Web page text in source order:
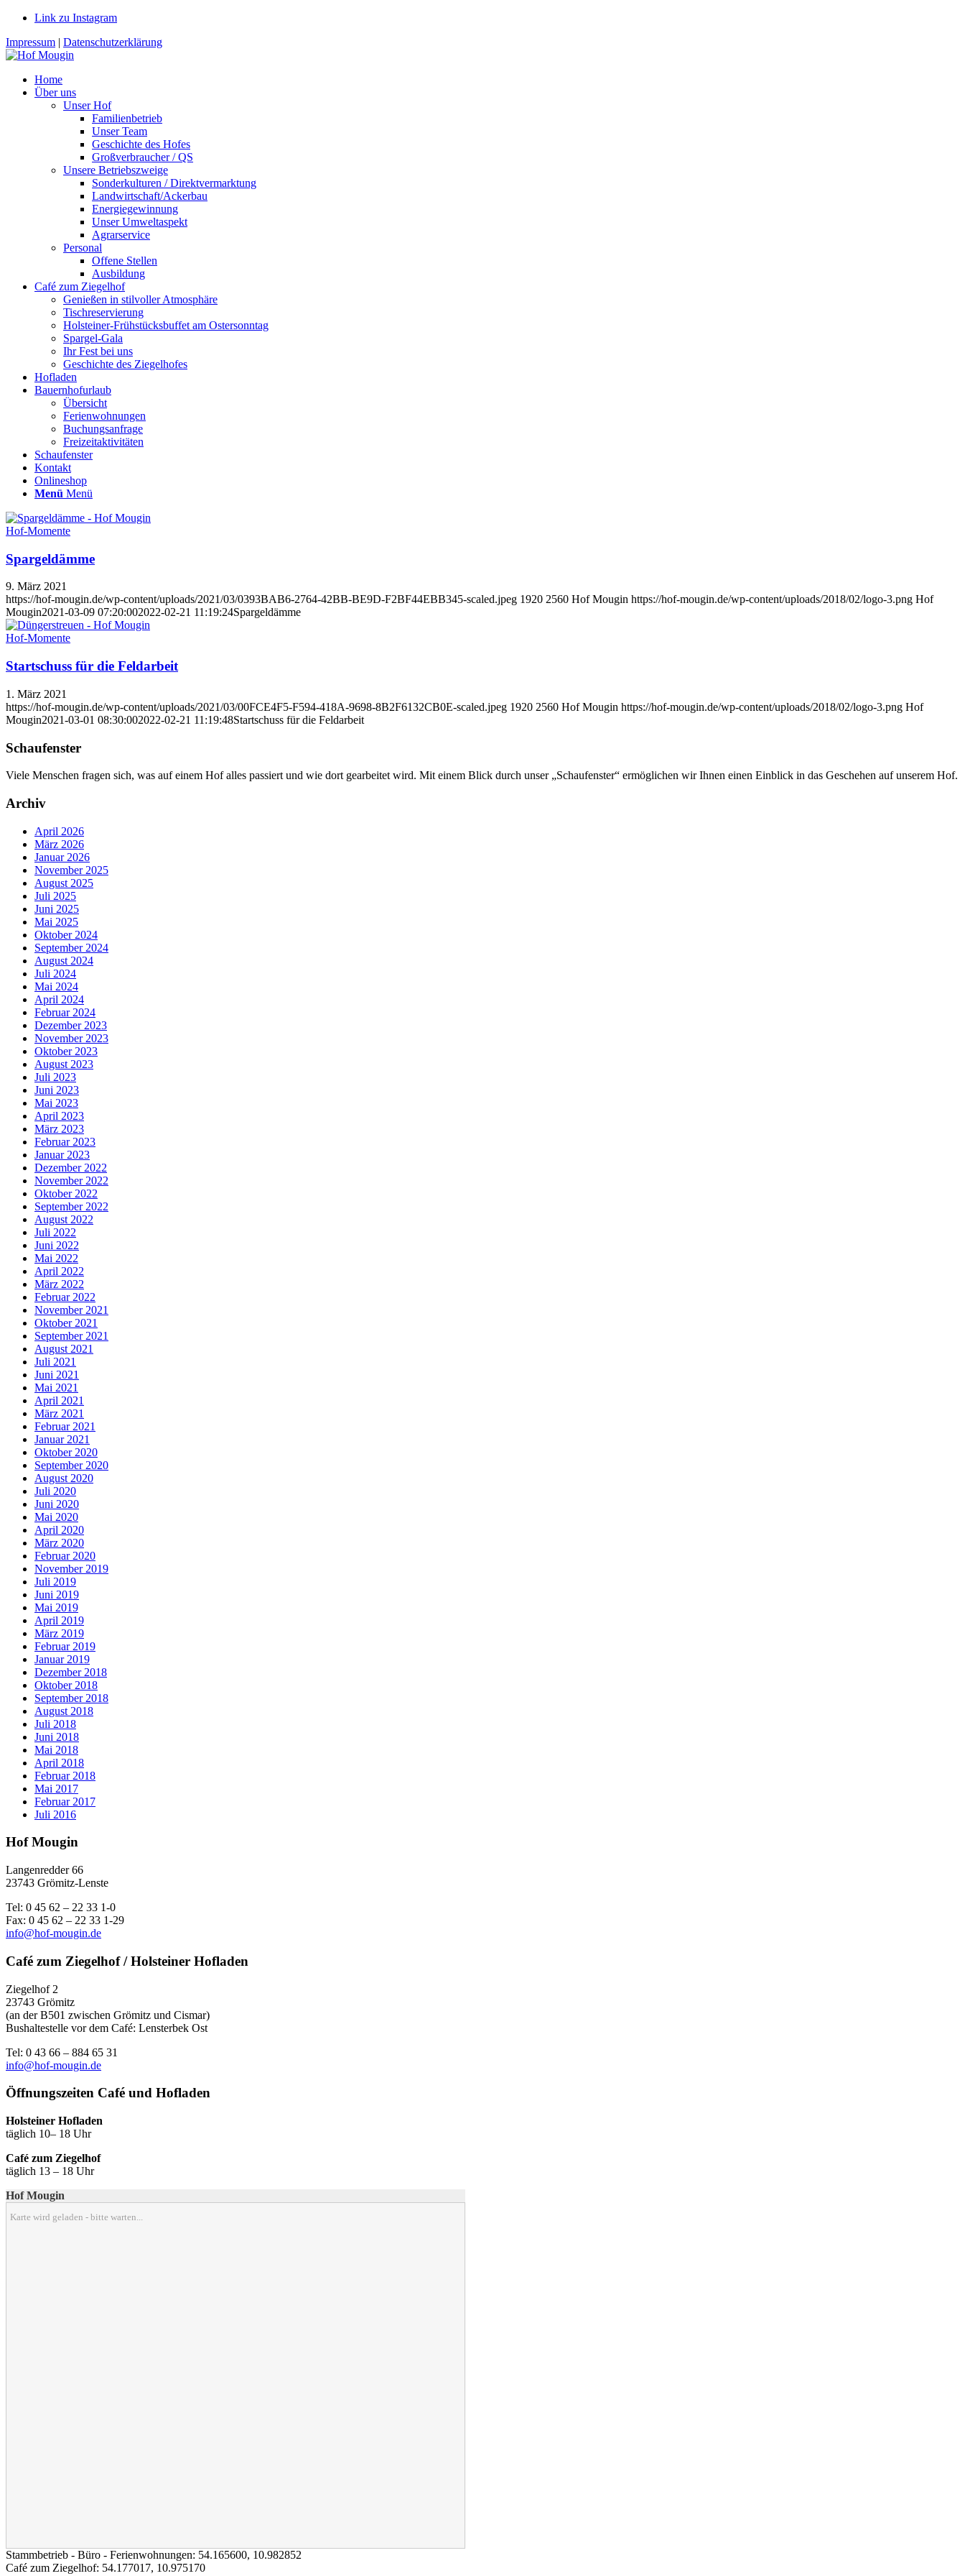
Link zu Instagram
Impressum | Datenschutzerklärung
Home
Über uns
Unser Hof
Familienbetrieb
Unser Team
Geschichte des Hofes
Großverbraucher / QS
Unsere Betriebszweige
Sonderkulturen / Direktvermarktung
Landwirtschaft/Ackerbau
Energiegewinnung
Unser Umweltaspekt
Agrarservice
Personal
Offene Stellen
Ausbildung
Café zum Ziegelhof
Genießen in stilvoller Atmosphäre
Tischreservierung
Holsteiner-Frühstücksbuffet am Ostersonntag
Spargel-Gala
Ihr Fest bei uns
Geschichte des Ziegelhofes
Hofladen
Bauernhofurlaub
Übersicht
Ferienwohnungen
Buchungsanfrage
Freizeitaktivitäten
Schaufenster
Kontakt
Onlineshop
Menü Menü
Hof-Momente
Spargeldämme
9. März 2021
https://hof-mougin.de/wp-content/uploads/2021/03/0393BAB6-2764-42BB-BE9D-F2BF44EBB345-scaled.jpeg 1920 2560 Hof Mougin https://hof-mougin.de/wp-content/uploads/2018/02/logo-3.png Hof
Mougin2021-03-09 07:20:002022-02-21 11:19:24Spargeldämme
Hof-Momente
Startschuss für die Feldarbeit
1. März 2021
https://hof-mougin.de/wp-content/uploads/2021/03/00FCE4F5-F594-418A-9698-8B2F6132CB0E-scaled.jpeg 1920 2560 Hof Mougin https://hof-mougin.de/wp-content/uploads/2018/02/logo-3.png Hof
Mougin2021-03-01 08:30:002022-02-21 11:19:48Startschuss für die Feldarbeit
Schaufenster
Viele Menschen fragen sich, was auf einem Hof alles passiert und wie dort gearbeitet wird. Mit einem Blick durch unser „Schaufenster“ ermöglichen wir Ihnen einen Einblick in das Geschehen auf unserem Hof.
Archiv
April 2026
März 2026
Januar 2026
November 2025
August 2025
Juli 2025
Juni 2025
Mai 2025
Oktober 2024
September 2024
August 2024
Juli 2024
Mai 2024
April 2024
Februar 2024
Dezember 2023
November 2023
Oktober 2023
August 2023
Juli 2023
Juni 2023
Mai 2023
April 2023
März 2023
Februar 2023
Januar 2023
Dezember 2022
November 2022
Oktober 2022
September 2022
August 2022
Juli 2022
Juni 2022
Mai 2022
April 2022
März 2022
Februar 2022
November 2021
Oktober 2021
September 2021
August 2021
Juli 2021
Juni 2021
Mai 2021
April 2021
März 2021
Februar 2021
Januar 2021
Oktober 2020
September 2020
August 2020
Juli 2020
Juni 2020
Mai 2020
April 2020
März 2020
Februar 2020
November 2019
Juli 2019
Juni 2019
Mai 2019
April 2019
März 2019
Februar 2019
Januar 2019
Dezember 2018
Oktober 2018
September 2018
August 2018
Juli 2018
Juni 2018
Mai 2018
April 2018
Februar 2018
Mai 2017
Februar 2017
Juli 2016
Hof Mougin
Langenredder 66
23743 Grömitz-Lenste
Tel: 0 45 62 – 22 33 1-0
Fax: 0 45 62 – 22 33 1-29
info@hof-mougin.de
Café zum Ziegelhof / Holsteiner Hofladen
Ziegelhof 2
23743 Grömitz
(an der B501 zwischen Grömitz und Cismar)
Bushaltestelle vor dem Café: Lensterbek Ost
Tel: 0 43 66 – 884 65 31
info@hof-mougin.de
Öffnungszeiten Café und Hofladen
Holsteiner Hofladen
täglich 10– 18 Uhr
Café zum Ziegelhof
täglich 13 – 18 Uhr
Hof Mougin
Karte wird geladen - bitte warten...
Stammbetrieb - Büro - Ferienwohnungen: 54.165600, 10.982852
Café zum Ziegelhof: 54.177017, 10.975170